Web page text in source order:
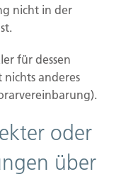
Vorteile –
sollten
jedes Jahr
für...
nicht in der
für dessen
anderes
oder
über